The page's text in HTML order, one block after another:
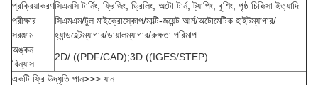
প্রক্রিয়াকরণসিএনসি টার্নিং, ফ্রিজিং, ড্রিলিং, অটো টার্ন, ট্যাপিং, বুশিং, পৃষ্ঠ চিকিত্সা ইত্যাদি
পরীক্ষার
সরঞ্জাম
সিএমএম/টুল মাইক্রোস্কোপ/মাল্টি-জয়েন্ট আর্ম/অটোমেটিক হাইটম্যাগার/
হ্যান্ডহেল্টম্যাগার/ডায়ালম্যাগার/রুক্ষতা পরিমাপ
অঙ্কন
বিন্যাস
2D/ ((PDF/CAD);3D ((IGES/STEP)
একটি ফ্রি উদ্ধৃতি পান>>> যান